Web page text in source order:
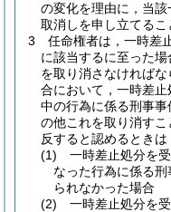
の変化を理由に，当
取消しを申し立てるこ
3
任命権者は，一時差
に該当するに至った
を取り消さなければな
合において，一時差
中の行為に係る刑事
の他これを取り消す
反すると認めるときは
(1)
一時差止処分を
なった行為に係る
られなかった場合
(2)
一時差止処分を